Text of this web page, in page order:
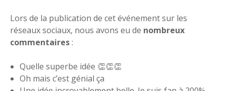
Lors de la publication de cet événement sur les
réseaux sociaux, nous avons eu de nombreux
commentaires:
Quelle superbe idée 👏👏👏
Oh mais c’est génial ça